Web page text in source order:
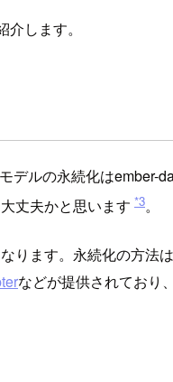
します。
デルの永続化は
丈夫かと思います *3。
ります。永続化の方
などが提供されており